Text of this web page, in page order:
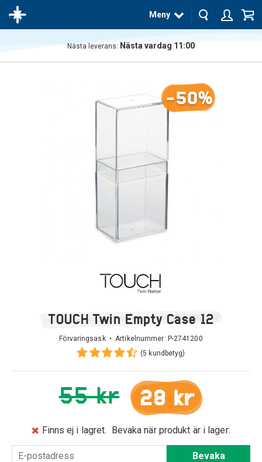
Meny
Nästa leverans: Nästa vardag 11:00
-50%
TOUCH Twin Empty Case 12
Förvaringsask • Artikelnummer: P-2741200
(5 kundbetyg)
55 kr 28 kr
Finns ej i lagret. Bevaka när produkt är i lager:
Bevaka